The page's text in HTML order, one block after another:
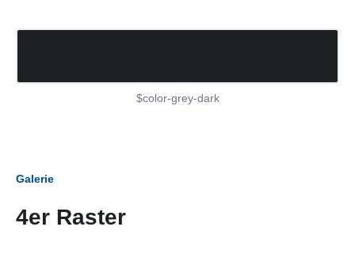
$color-grey-dark
Galerie
4er Raster